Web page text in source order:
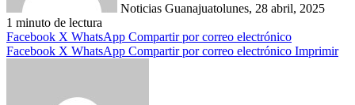
Noticias Guanajuatolunes, 28 abril, 2025
1 minuto de lectura
Facebook X WhatsApp Compartir por correo electrónico
Facebook X WhatsApp Compartir por correo electrónico Imprimir